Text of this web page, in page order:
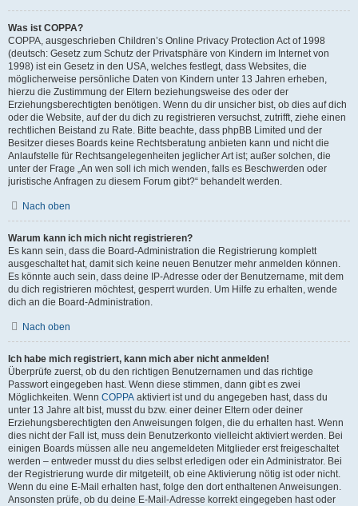
Was ist COPPA?
COPPA, ausgeschrieben Children’s Online Privacy Protection Act of 1998
(deutsch: Gesetz zum Schutz der Privatsphäre von Kindern im Internet von
1998) ist ein Gesetz in den USA, welches festlegt, dass Websites, die
möglicherweise persönliche Daten von Kindern unter 13 Jahren erheben,
hierzu die Zustimmung der Eltern beziehungsweise des oder der
Erziehungsberechtigten benötigen. Wenn du dir unsicher bist, ob dies auf dich
oder die Website, auf der du dich zu registrieren versuchst, zutrifft, ziehe einen
rechtlichen Beistand zu Rate. Bitte beachte, dass phpBB Limited und der
Besitzer dieses Boards keine Rechtsberatung anbieten kann und nicht die
Anlaufstelle für Rechtsangelegenheiten jeglicher Art ist; außer solchen, die
unter der Frage „An wen soll ich mich wenden, falls es Beschwerden oder
juristische Anfragen zu diesem Forum gibt?“ behandelt werden.
Nach oben
Warum kann ich mich nicht registrieren?
Es kann sein, dass die Board-Administration die Registrierung komplett
ausgeschaltet hat, damit sich keine neuen Benutzer mehr anmelden können.
Es könnte auch sein, dass deine IP-Adresse oder der Benutzername, mit dem
du dich registrieren möchtest, gesperrt wurden. Um Hilfe zu erhalten, wende
dich an die Board-Administration.
Nach oben
Ich habe mich registriert, kann mich aber nicht anmelden!
Überprüfe zuerst, ob du den richtigen Benutzernamen und das richtige
Passwort eingegeben hast. Wenn diese stimmen, dann gibt es zwei
Möglichkeiten. Wenn COPPA aktiviert ist und du angegeben hast, dass du
unter 13 Jahre alt bist, musst du bzw. einer deiner Eltern oder deiner
Erziehungsberechtigten den Anweisungen folgen, die du erhalten hast. Wenn
dies nicht der Fall ist, muss dein Benutzerkonto vielleicht aktiviert werden. Bei
einigen Boards müssen alle neu angemeldeten Mitglieder erst freigeschaltet
werden – entweder musst du dies selbst erledigen oder ein Administrator. Bei
der Registrierung wurde dir mitgeteilt, ob eine Aktivierung nötig ist oder nicht.
Wenn du eine E-Mail erhalten hast, folge den dort enthaltenen Anweisungen.
Ansonsten prüfe, ob du deine E-Mail-Adresse korrekt eingegeben hast oder